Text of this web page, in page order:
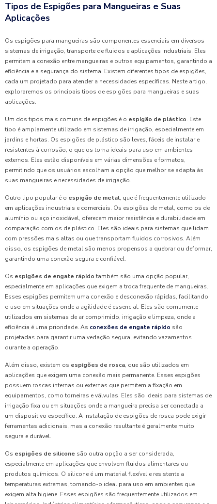
Tipos de Espigões para Mangueiras e Suas
Aplicações
Os espigões para mangueiras são componentes essenciais em diversos
sistemas de irrigação, transporte de fluidos e aplicações industriais. Eles
permitem a conexão entre mangueiras e outros equipamentos, garantindo a
eficiência e a segurança do sistema. Existem diferentes tipos de espigões,
cada um projetado para atender a necessidades específicas. Neste artigo,
exploraremos os principais tipos de espigões para mangueiras e suas
aplicações.
Um dos tipos mais comuns de espigões é o espigão de plástico. Este
tipo é amplamente utilizado em sistemas de irrigação, especialmente em
jardins e hortas. Os espigões de plástico são leves, fáceis de instalar e
resistentes à corrosão, o que os torna ideais para uso em ambientes
externos. Eles estão disponíveis em várias dimensões e formatos,
permitindo que os usuários escolham a opção que melhor se adapta às
suas mangueiras e necessidades de irrigação.
Outro tipo popular é o espigão de metal, que é frequentemente utilizado
em aplicações industriais e comerciais. Os espigões de metal, como os de
alumínio ou aço inoxidável, oferecem maior resistência e durabilidade em
comparação com os de plástico. Eles são ideais para sistemas que lidam
com pressões mais altas ou que transportam fluidos corrosivos. Além
disso, os espigões de metal são menos propensos a quebrar ou deformar,
garantindo uma conexão segura e confiável.
Os espigões de engate rápido também são uma opção popular,
especialmente em aplicações que exigem a troca frequente de mangueiras.
Esses espigões permitem uma conexão e desconexão rápidas, facilitando
o uso em situações onde a agilidade é essencial. Eles são comumente
utilizados em sistemas de ar comprimido, irrigação e limpeza, onde a
eficiência é uma prioridade. As conexões de engate rápido são
projetadas para garantir uma vedação segura, evitando vazamentos
durante a operação.
Além disso, existem os espigões de rosca, que são utilizados em
aplicações que exigem uma conexão mais permanente. Esses espigões
possuem roscas internas ou externas que permitem a fixação em
equipamentos, como torneiras e válvulas. Eles são ideais para sistemas de
irrigação fixa ou em situações onde a mangueira precisa ser conectada a
um dispositivo específico. A instalação de espigões de rosca pode exigir
ferramentas adicionais, mas a conexão resultante é geralmente muito
segura e durável.
Os espigões de silicone são outra opção a ser considerada,
especialmente em aplicações que envolvem fluidos alimentares ou
produtos químicos. O silicone é um material flexível e resistente a
temperaturas extremas, tornando-o ideal para uso em ambientes que
exigem alta higiene. Esses espigões são frequentemente utilizados em